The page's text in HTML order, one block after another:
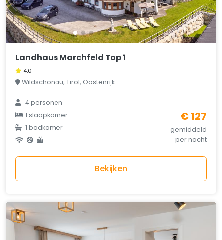
Landhaus Marchfeld Top 1
4,0
Wildschönau, Tirol, Oostenrijk
4 personen
1 slaapkamer
1 badkamer
€ 127
gemiddeld
per nacht
Bekijken